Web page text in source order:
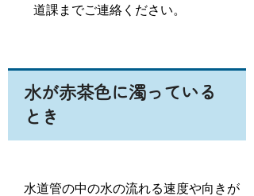
道課までご連絡ください。
水が赤茶色に濁っている
とき
水道管の中の水の流れる速度や向きが